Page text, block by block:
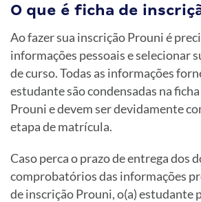
O que é ficha de
Ao fazer sua inscrição Prouni é
informações pessoais e selecionar
de curso. Todas as informações
estudante são condensadas na
Prouni e devem ser devidamente
etapa de matrícula.
Caso perca o prazo de entrega dos
comprobatórios das informações
de inscrição Prouni, o(a) estudante